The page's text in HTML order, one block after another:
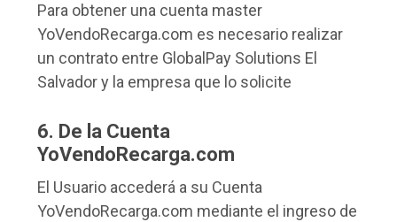
Para obtener una cuenta master
YoVendoRecarga.com es necesario realizar
un contrato entre GlobalPay Solutions El
Salvador y la empresa que lo solicite
6. De la Cuenta
YoVendoRecarga.com
El Usuario accederá a su Cuenta
YoVendoRecarga.com mediante el ingreso de